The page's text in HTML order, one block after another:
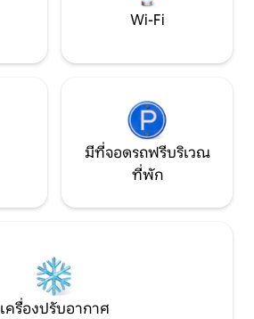
Wi-Fi
มีที่จอดรถฟรีบริเวณ
ที่พัก
เครื่องปรับอากาศ